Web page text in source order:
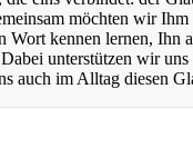
möchten wir Ihm
Wort kennen lernen, Ihn
unterstützen wir uns
auch im Alltag diesen